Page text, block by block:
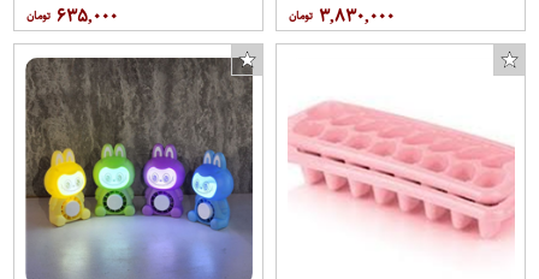
۳,۸۳۰,۰۰۰ ۶۳۵,۰۰۰